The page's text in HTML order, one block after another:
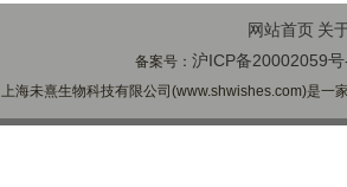
网站首页 关
备案号：沪ICP备20002059
上海未熹生物科技有限公司(www.shwishes.com)是一